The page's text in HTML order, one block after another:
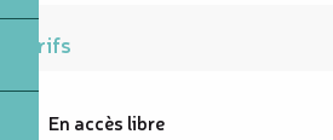
Tarifs
En accès libre